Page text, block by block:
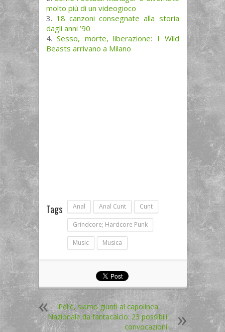
molto più di un videogioco
18 canzoni consegnate alla storia
dagli anni ’90
Sesso, morte, liberazione: I Wild
Beasts arrivano a Milano
Tags Anal Anal Cunt Cunt
Grindcore; Hardcore Punk
Music Musica
Pellè, siamo giunti al capolinea
Nazionale da fantacalcio: 23 possibili
convocazioni